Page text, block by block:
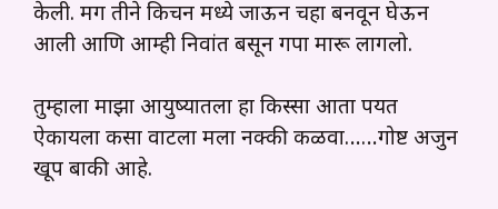
केली. मग तीने किचन मध्ये जाऊन चहा बनवून घेऊन
आली आणि आम्ही निवांत बसून गपा मारू लागलो.
तुम्हाला माझा आयुष्यातला हा किस्सा आता पर्यंत
ऐकायला कसा वाटला मला नक्की कळवा……गोष्ट अजुन
खूप बाकी आहे.